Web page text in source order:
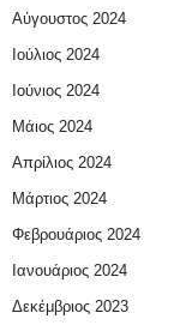
Αύγουστος 2024
Ιούλιος 2024
Ιούνιος 2024
Μάιος 2024
Απρίλιος 2024
Μάρτιος 2024
Φεβρουάριος 2024
Ιανουάριος 2024
Δεκέμβριος 2023